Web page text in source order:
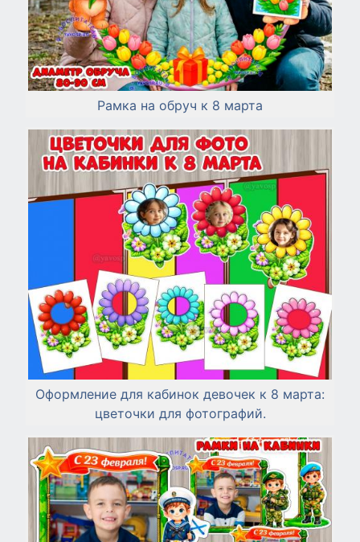
Рамка на обруч к 8 марта
Оформление для кабинок девочек к 8 марта:
цветочки для фотографий.